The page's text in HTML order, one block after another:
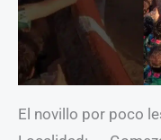
El novillo por poco